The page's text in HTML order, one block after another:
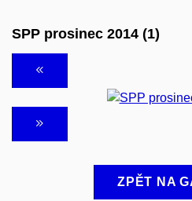
SPP prosinec 2014 (1)
ZPĚT NA